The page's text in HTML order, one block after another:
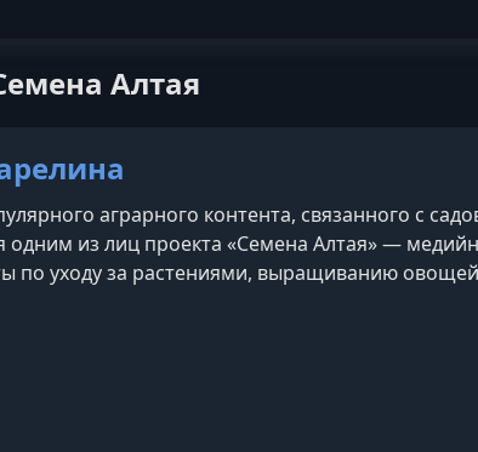
Алтая
аграрного контента, связанного с
одним из лиц проекта «Семена Алтая» —
по уходу за растениями, выращиванию
растений и агротехники. Контент носит